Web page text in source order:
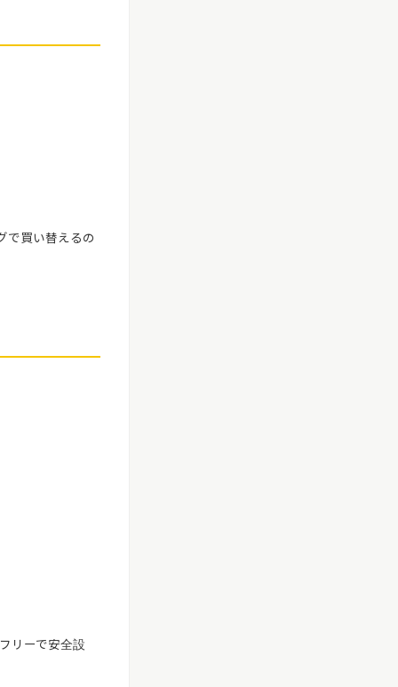
で買い替えるの
リーで安全設